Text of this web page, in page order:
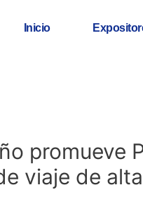
Inicio
promueve
viaje de